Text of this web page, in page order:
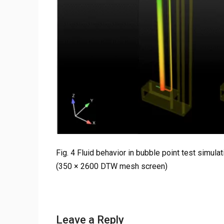
Fig. 4 Fluid behavior in bubble point test
(350 × 2600 DTW mesh screen)
Leave a Reply